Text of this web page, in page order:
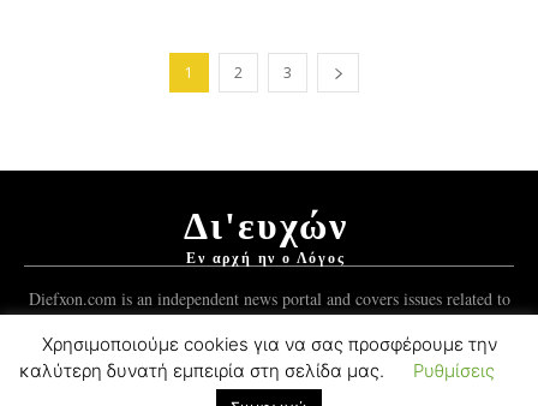
1 2 3
Δι'ευχών
Εν αρχή ην ο Λόγος
Diefxon.com is an independent news portal and covers issues related to
Χρησιμοποιούμε cookies για να σας προσφέρουμε την
καλύτερη δυνατή εμπειρία στη σελίδα μας.
Ρυθμίσεις